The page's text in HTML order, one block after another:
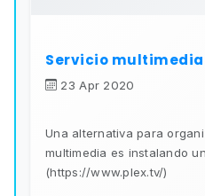
Servicio multimedia
23 Apr 2020
Una alternativa para
multimedia es instalando
(https://www.plex.tv/)